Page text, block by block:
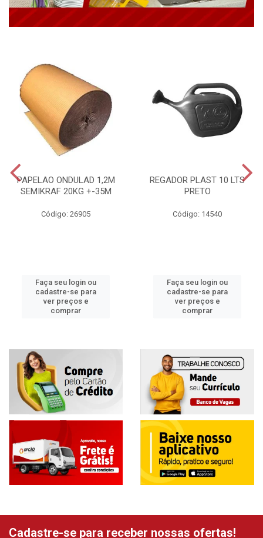
PAPELAO ONDULAD 1,2M
SEMIKRAF 20KG +-35M
Código: 26905
Faça seu login ou
cadastre-se para
ver preços e
comprar
REGADOR PLAST 10 LTS
PRETO
Código: 14540
Faça seu login ou
cadastre-se para
ver preços e
comprar
Cadastre-se para receber nossas ofertas!